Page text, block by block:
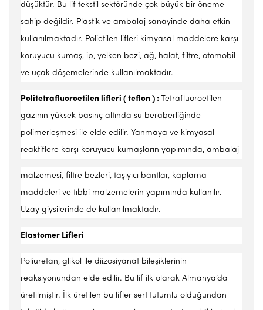
düşüktür. Bu lif tekstil sektöründe çok büyük bir öneme
sahip değildir. Plastik ve ambalaj sanayinde daha etkin
kullanılmaktadır. Polietilen lifleri kimyasal maddelere karşı
koruyucu kumaş, ip, yelken bezi, ağ, halat, filtre, otomobil
ve uçak döşemelerinde kullanılmaktadır.
Politetrafluoroetilen lifleri ( teflon ) : Tetrafluoroetilen
gazının yüksek basınç altında su beraberliğinde
polimerleşmesi ile elde edilir. Yanmaya ve kimyasal
reaktiflere karşı koruyucu kumaşların yapımında, ambalaj
malzemesi, filtre bezleri, taşıyıcı bantlar, kaplama
maddeleri ve tıbbi malzemelerin yapımında kullanılır.
Uzay giysilerinde de kullanılmaktadır.
Elastomer Lifleri
Poliuretan, glikol ile diizosiyanat bileşiklerinin
reaksiyonundan elde edilir. Bu lif ilk olarak Almanya’da
üretilmiştir. İlk üretilen bu lifler sert tutumlu olduğundan